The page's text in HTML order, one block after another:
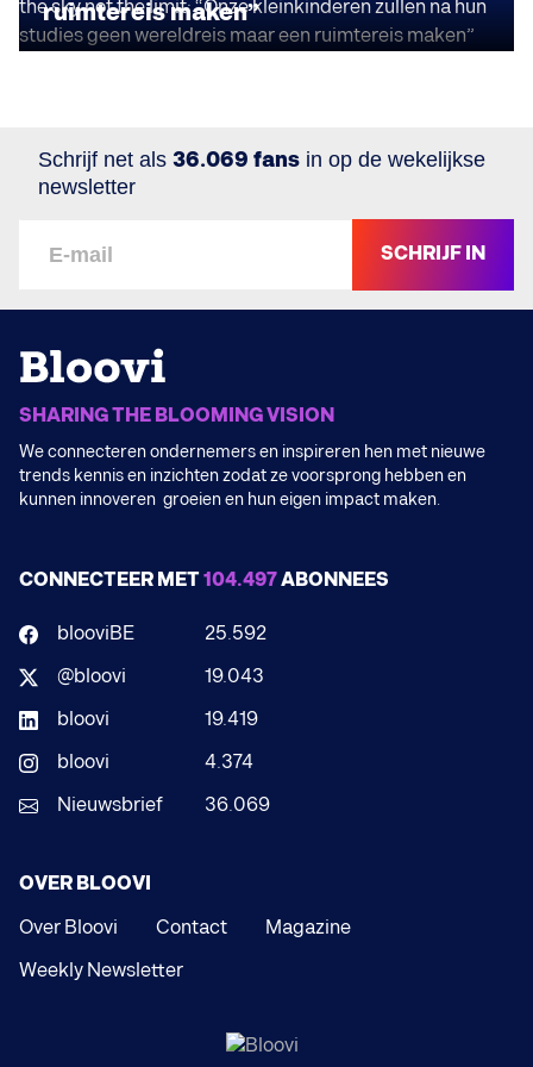
ruimtereis maken”
Schrijf net als 36.069 fans in op de wekelijkse
newsletter
SCHRIJF IN
SHARING THE BLOOMING VISION
We connecteren ondernemers en inspireren hen met nieuwe
trends kennis en inzichten zodat ze voorsprong hebben en
kunnen innoveren groeien en hun eigen impact maken.
CONNECTEER MET104.497ABONNEES
blooviBE
25.592
@bloovi
19.043
bloovi
19.419
bloovi
4.374
Nieuwsbrief
36.069
OVER BLOOVI
Over Bloovi
Contact
Magazine
Weekly Newsletter